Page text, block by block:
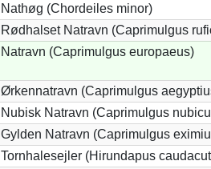
Nathøg (Chordeiles minor)
Rødhalset Natravn (Caprimulgus
Natravn (Caprimulgus europaeus)
Ørkennatravn (Caprimulgus
Nubisk Natravn (Caprimulgus
Gylden Natravn (Caprimulgus
Tornhalesejler (Hirundapus